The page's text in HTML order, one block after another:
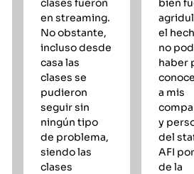
clases fueron
en streaming.
No obstante,
incluso desde
casa las
clases se
pudieron
seguir sin
ningún tipo
de problema,
siendo las
clases
bien
el
no
haber
a mis
y
del
AFI
de la